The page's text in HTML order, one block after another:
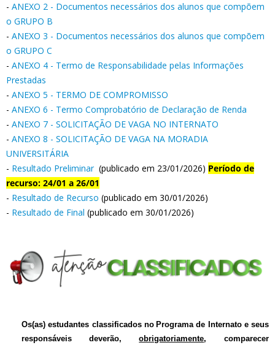
- ANEXO 2 - Documentos necessários dos alunos que compõem
o GRUPO B
- ANEXO 3 - Documentos necessários dos alunos que compõem
o GRUPO C
- ANEXO 4 - Termo de Responsabilidade pelas Informações
Prestadas
- ANEXO 5 - TERMO DE COMPROMISSO
- ANEXO 6 - Termo Comprobatório de Declaração de Renda
- ANEXO 7 - SOLICITAÇÃO DE VAGA NO INTERNATO
- ANEXO 8 - SOLICITAÇÃO DE VAGA NA MORADIA
UNIVERSITÁRIA
- Resultado Preliminar (publicado em 23/01/2026) Período de
recurso: 24/01 a 26/01
- Resultado de Recurso (publicado em 30/01/2026)
- Resultado de Final (publicado em 30/01/2026)
Os(as)estudantes classificados no Programa de Internato e seus
responsáveis
deverão,obrigatoriamente, comparecer